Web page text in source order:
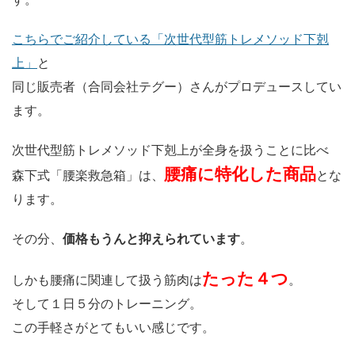
こちらでご紹介している「次世代型筋トレメソッド下剋
上」
と
同じ販売者（合同会社テグー）さんがプロデュースしてい
ます。
次世代型筋トレメソッド下剋上が全身を扱うことに比べ
森下式「腰楽救急箱」は、 腰痛に特化した商品とな
ります。
その分、 価格もうんと抑えられています。
しかも腰痛に関連して扱う筋肉はたった４つ 。
そして１日５分のトレーニング。
この手軽さがとてもいい感じです。